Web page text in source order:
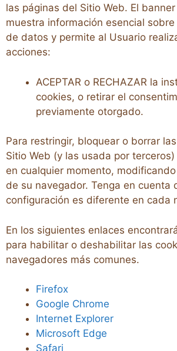
las páginas del Sitio Web. El
muestra información esencial
de datos y permite al Usuario
acciones:
ACEPTAR o RECHAZAR la
cookies, o retirar el
previamente otorgado.
Para restringir, bloquear o borrar
Sitio Web (y las usada por
en cualquier momento,
de su navegador. Tenga en cuenta
configuración es diferente en cada
En los siguientes enlaces
para habilitar o deshabilitar las
navegadores más comunes.
Firefox
Google Chrome
Internet Explorer
Microsoft Edge
Safari